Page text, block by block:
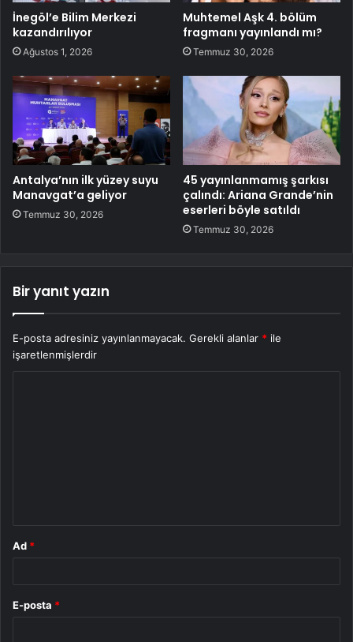
İnegöl’e Bilim Merkezi
kazandırılıyor
Ağustos 1, 2026
Muhtemel Aşk 4. bölüm
fragmanı yayınlandı mı?
Temmuz 30, 2026
Antalya’nın ilk yüzey suyu
Manavgat’a geliyor
Temmuz 30, 2026
45 yayınlanmamış şarkısı
çalındı: Ariana Grande’nin
eserleri böyle satıldı
Temmuz 30, 2026
Bir yanıt yazın
E-posta adresiniz yayınlanmayacak. Gerekli alanlar * ile
işaretlenmişlerdir
Ad *
E-posta *